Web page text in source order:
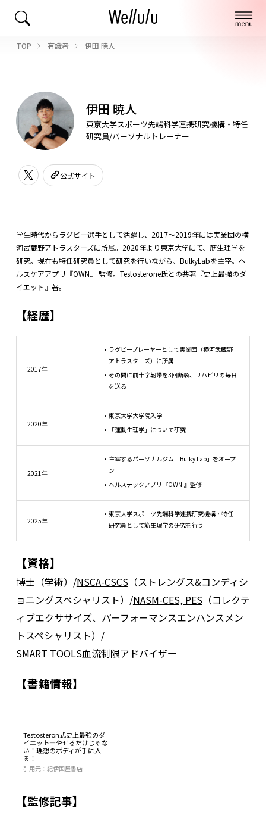
TOP 有識者 伊田 暁人
伊田 暁人
東京大学スポーツ先端科学連携研究機構・特任
研究員/パーソナルトレーナー
公式サイト
学生時代からラグビー選手として活躍し、2017～2019年には実業団の横
河武蔵野アトラスターズに所属。2020年より東京大学にて、筋生理学を
研究。現在も特任研究員として研究を行いながら、BulkyLabを主宰。ヘ
ルスケアアプリ『OWN.』監修。Testosterone氏との共著『史上最強のダ
イエット』著。
【経歴】
2017年
ラグビープレーヤーとして実業団（横河武蔵野
アトラスターズ）に所属
その間に前十字靭帯を3回断裂、リハビリの毎日
を送る
2020年
東京大学大学院入学
「運動生理学」について研究
2021年
主宰するパーソナルジム「Bulky Lab」をオープ
ン
ヘルステックアプリ『OWN.』監修
2025年
東京大学スポーツ先端科学連携研究機構・特任
研究員として筋生理学の研究を行う
【資格】
博士（学術）/NSCA-CSCS（ストレングス&コンディシ
ョニングスペシャリスト）/NASM-CES, PES（コレクテ
ィブエクササイズ、パーフォーマンスエンハンスメン
トスペシャリスト）/
SMART TOOLS血流制限アドバイザー
【書籍情報】
Testosteron式史上最強のダ
イエット―やせるだけじゃな
い！理想のボディが手に入
る！
引用元：紀伊国屋書店
【監修記事】